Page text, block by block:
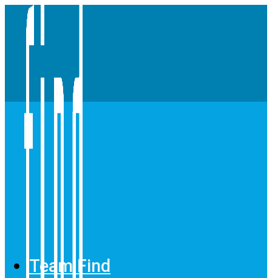
Team Find